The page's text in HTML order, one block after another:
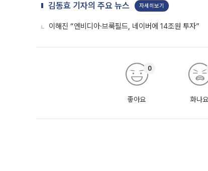
김동효 기자의 주요 뉴스 자세히보기
이해진 “엔비디아·브룩필드, 네이버에 14조원 투자”
좋아요
0
화나요